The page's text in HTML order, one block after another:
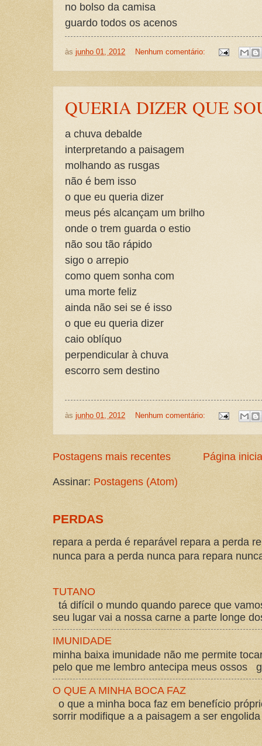
no bolso da camisa
guardo todos os acenos
às junho 01, 2012 Nenhum comentário:
QUERIA DIZER QUE
a chuva debalde
interpretando a paisagem
molhando as rusgas
não é bem isso
o que eu queria dizer
meus pés alcançam um brilho
onde o trem guarda o estio
não sou tão rápido
sigo o arrepio
como quem sonha com
uma morte feliz
ainda não sei se é isso
o que eu queria dizer
caio oblíquo
perpendicular à chuva
escorro sem destino
às junho 01, 2012 Nenhum comentário:
Postagens mais recentes Página
Assinar: Postagens (Atom)
PERDAS
repara a perda é reparável repara a perda
nunca para a perda nunca para repara
TUTANO
tá difícil o mundo quando parece que
seu lugar vai a nossa carne a parte longe
IMUNIDADE
minha baixa imunidade não me permite
pelo que me lembro antecipa meus ossos
O QUE A MINHA BOCA FAZ
o que a minha boca faz em benefício
sorrir modifique a a paisagem a ser